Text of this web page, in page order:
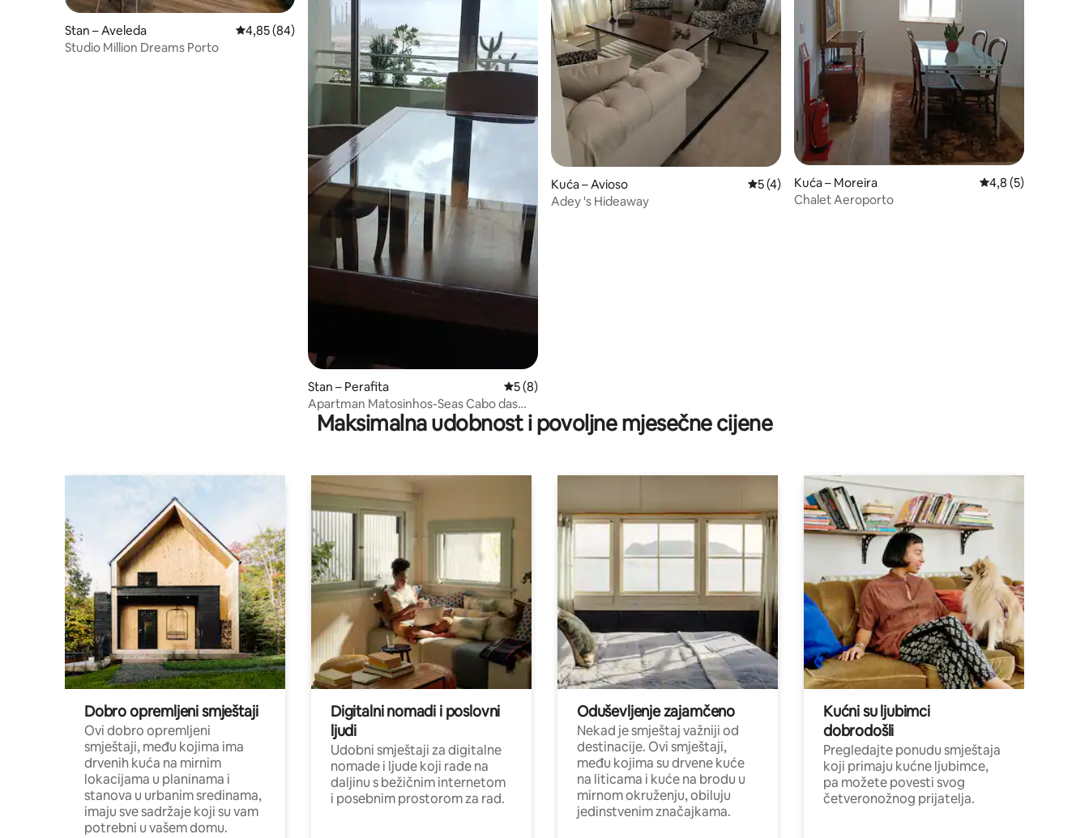
Stan – Aveleda Prosječna ocjena: 4,85/5, recenzija: 84
4,85 (84)
Studio Million Dreams Porto
Stan – Perafita Prosječna ocjena: 5/5, recenzija: 8
5 (8)
Apartman Matosinhos-Seas Cabo das
Marés
Kuća – Avioso Prosječna ocjena: 5/5, recenzija: 4
5 (4)
Adey 's Hideaway
Kuća – Moreira Prosječna ocjena:
4,8 (5)
Chalet Aeroporto
Maksimalna udobnost i povoljne mjesečne cijene
Dobro opremljeni smještaji
Ovi dobro opremljeni
smještaji, među kojima ima
drvenih kuća na mirnim
lokacijama u planinama i
stanova u urbanim sredinama,
imaju sve sadržaje koji su vam
potrebni u vašem domu.
Digitalni nomadi i poslovni
ljudi
Udobni smještaji za digitalne
nomade i ljude koji rade na
daljinu s bežičnim internetom
i posebnim prostorom za rad.
Oduševljenje zajamčeno
Nekad je smještaj važniji od
destinacije. Ovi smještaji,
među kojima su drvene kuće
na liticama i kuće na brodu u
mirnom okruženju, obiluju
jedinstvenim značajkama.
Kućni su ljubimci
dobrodošli
Pregledajte ponudu smještaja
koji primaju kućne ljubimce,
pa možete povesti svog
četveronožnog prijatelja.